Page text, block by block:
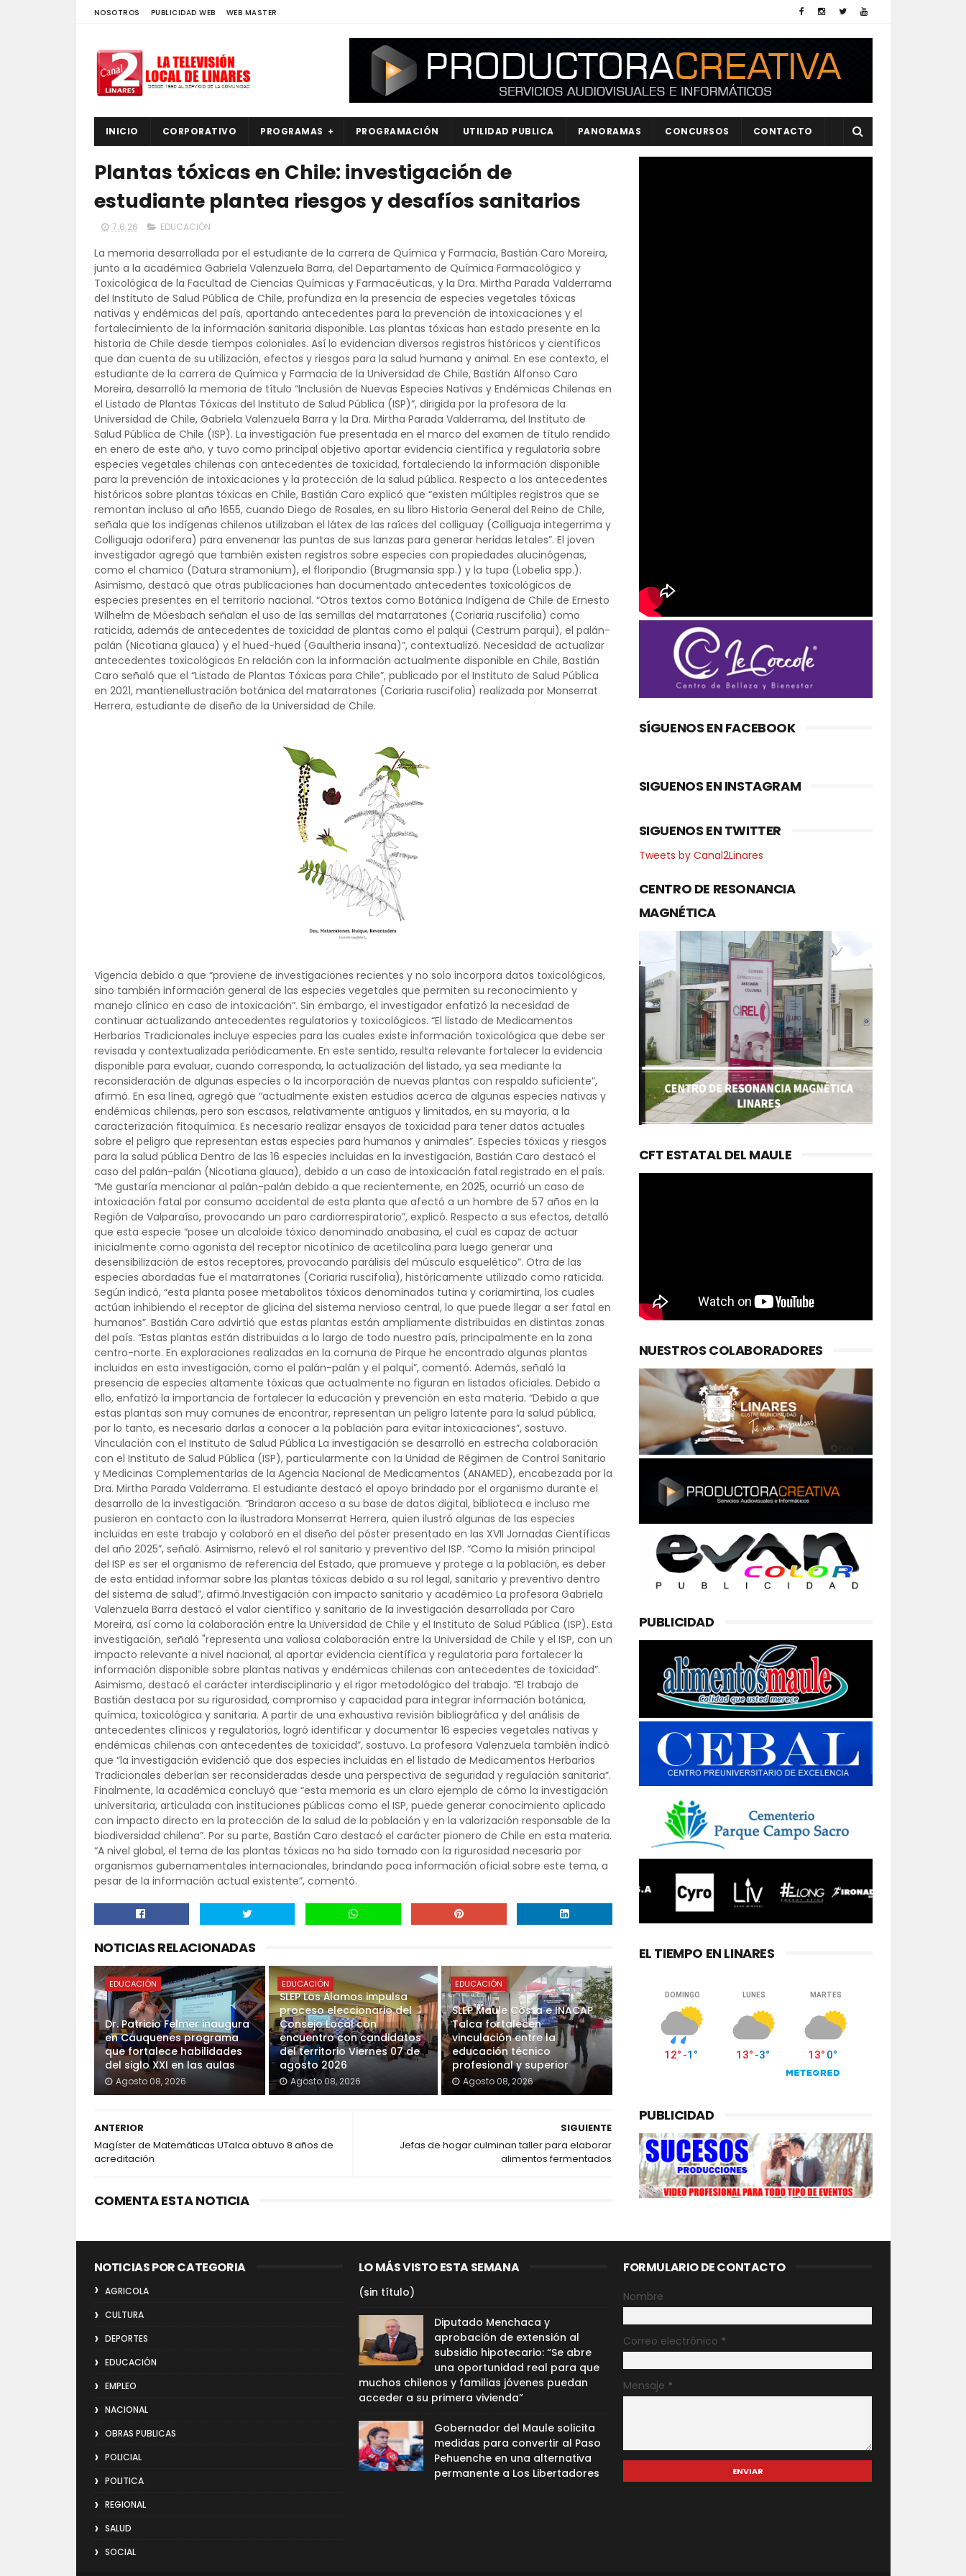
NOSOTROS PUBLICIDAD WEB WEB MASTER
INICIO CORPORATIVO PROGRAMAS PROGRAMACIÓN UTILIDAD PUBLICA PANORAMAS CONCURSOS CONTACTO
Plantas tóxicas en Chile: investigación de
estudiante plantea riesgos y desafíos sanitarios
7.6.26 EDUCACIÓN
La memoria desarrollada por el estudiante de la carrera de Química y Farmacia, Bastián Caro Moreira,
junto a la académica Gabriela Valenzuela Barra, del Departamento de Química Farmacológica y
Toxicológica de la Facultad de Ciencias Químicas y Farmacéuticas, y la Dra. Mirtha Parada Valderrama
del Instituto de Salud Pública de Chile, profundiza en la presencia de especies vegetales tóxicas
nativas y endémicas del país, aportando antecedentes para la prevención de intoxicaciones y el
fortalecimiento de la información sanitaria disponible. Las plantas tóxicas han estado presente en la
historia de Chile desde tiempos coloniales. Así lo evidencian diversos registros históricos y científicos
que dan cuenta de su utilización, efectos y riesgos para la salud humana y animal. En ese contexto, el
estudiante de la carrera de Química y Farmacia de la Universidad de Chile, Bastián Alfonso Caro
Moreira, desarrolló la memoria de título “Inclusión de Nuevas Especies Nativas y Endémicas Chilenas en
el Listado de Plantas Tóxicas del Instituto de Salud Pública (ISP)”, dirigida por la profesora de la
Universidad de Chile, Gabriela Valenzuela Barra y la Dra. Mirtha Parada Valderrama, del Instituto de
Salud Pública de Chile (ISP). La investigación fue presentada en el marco del examen de título rendido
en enero de este año, y tuvo como principal objetivo aportar evidencia científica y regulatoria sobre
especies vegetales chilenas con antecedentes de toxicidad, fortaleciendo la información disponible
para la prevención de intoxicaciones y la protección de la salud pública. Respecto a los antecedentes
históricos sobre plantas tóxicas en Chile, Bastián Caro explicó que “existen múltiples registros que se
remontan incluso al año 1655, cuando Diego de Rosales, en su libro Historia General del Reino de Chile,
señala que los indígenas chilenos utilizaban el látex de las raíces del colliguay (Colliguaja integerrima y
Colliguaja odorifera) para envenenar las puntas de sus lanzas para generar heridas letales”. El joven
investigador agregó que también existen registros sobre especies con propiedades alucinógenas,
como el chamico (Datura stramonium), el floripondio (Brugmansia spp.) y la tupa (Lobelia spp.).
Asimismo, destacó que otras publicaciones han documentado antecedentes toxicológicos de
especies presentes en el territorio nacional. “Otros textos como Botánica Indígena de Chile de Ernesto
Wilhelm de Möesbach señalan el uso de las semillas del matarratones (Coriaria ruscifolia) como
raticida, además de antecedentes de toxicidad de plantas como el palqui (Cestrum parqui), el palán-
palán (Nicotiana glauca) y el hued-hued (Gaultheria insana)”, contextualizó. Necesidad de actualizar
antecedentes toxicológicos En relación con la información actualmente disponible en Chile, Bastián
Caro señaló que el “Listado de Plantas Tóxicas para Chile”, publicado por el Instituto de Salud Pública
en 2021, mantieneIlustración botánica del matarratones (Coriaria ruscifolia) realizada por Monserrat
Herrera, estudiante de diseño de la Universidad de Chile.
Vigencia debido a que “proviene de investigaciones recientes y no solo incorpora datos toxicológicos,
sino también información general de las especies vegetales que permiten su reconocimiento y
manejo clínico en caso de intoxicación”. Sin embargo, el investigador enfatizó la necesidad de
continuar actualizando antecedentes regulatorios y toxicológicos. “El listado de Medicamentos
Herbarios Tradicionales incluye especies para las cuales existe información toxicológica que debe ser
revisada y contextualizada periódicamente. En este sentido, resulta relevante fortalecer la evidencia
disponible para evaluar, cuando corresponda, la actualización del listado, ya sea mediante la
reconsideración de algunas especies o la incorporación de nuevas plantas con respaldo suficiente”,
afirmó. En esa línea, agregó que “actualmente existen estudios acerca de algunas especies nativas y
endémicas chilenas, pero son escasos, relativamente antiguos y limitados, en su mayoría, a la
caracterización fitoquímica. Es necesario realizar ensayos de toxicidad para tener datos actuales
sobre el peligro que representan estas especies para humanos y animales”. Especies tóxicas y riesgos
para la salud pública Dentro de las 16 especies incluidas en la investigación, Bastián Caro destacó el
caso del palán-palán (Nicotiana glauca), debido a un caso de intoxicación fatal registrado en el país.
“Me gustaría mencionar al palán-palán debido a que recientemente, en 2025, ocurrió un caso de
intoxicación fatal por consumo accidental de esta planta que afectó a un hombre de 57 años en la
Región de Valparaíso, provocando un paro cardiorrespiratorio”, explicó. Respecto a sus efectos, detalló
que esta especie “posee un alcaloide tóxico denominado anabasina, el cual es capaz de actuar
inicialmente como agonista del receptor nicotínico de acetilcolina para luego generar una
desensibilización de estos receptores, provocando parálisis del músculo esquelético”. Otra de las
especies abordadas fue el matarratones (Coriaria ruscifolia), históricamente utilizado como raticida.
Según indicó, “esta planta posee metabolitos tóxicos denominados tutina y coriamirtina, los cuales
actúan inhibiendo el receptor de glicina del sistema nervioso central, lo que puede llegar a ser fatal en
humanos”. Bastián Caro advirtió que estas plantas están ampliamente distribuidas en distintas zonas
del país. “Estas plantas están distribuidas a lo largo de todo nuestro país, principalmente en la zona
centro-norte. En exploraciones realizadas en la comuna de Pirque he encontrado algunas plantas
incluidas en esta investigación, como el palán-palán y el palqui”, comentó. Además, señaló la
presencia de especies altamente tóxicas que actualmente no figuran en listados oficiales. Debido a
ello, enfatizó la importancia de fortalecer la educación y prevención en esta materia. “Debido a que
estas plantas son muy comunes de encontrar, representan un peligro latente para la salud pública,
por lo tanto, es necesario darlas a conocer a la población para evitar intoxicaciones”, sostuvo.
Vinculación con el Instituto de Salud Pública La investigación se desarrolló en estrecha colaboración
con el Instituto de Salud Pública (ISP), particularmente con la Unidad de Régimen de Control Sanitario
y Medicinas Complementarias de la Agencia Nacional de Medicamentos (ANAMED), encabezada por la
Dra. Mirtha Parada Valderrama. El estudiante destacó el apoyo brindado por el organismo durante el
desarrollo de la investigación. “Brindaron acceso a su base de datos digital, biblioteca e incluso me
pusieron en contacto con la ilustradora Monserrat Herrera, quien ilustró algunas de las especies
incluidas en este trabajo y colaboró en el diseño del póster presentado en las XVII Jornadas Científicas
del año 2025”, señaló. Asimismo, relevó el rol sanitario y preventivo del ISP. “Como la misión principal
del ISP es ser el organismo de referencia del Estado, que promueve y protege a la población, es deber
de esta entidad informar sobre las plantas tóxicas debido a su rol legal, sanitario y preventivo dentro
del sistema de salud”, afirmó.Investigación con impacto sanitario y académico La profesora Gabriela
Valenzuela Barra destacó el valor científico y sanitario de la investigación desarrollada por Caro
Moreira, así como la colaboración entre la Universidad de Chile y el Instituto de Salud Pública (ISP). Esta
investigación, señaló "representa una valiosa colaboración entre la Universidad de Chile y el ISP, con un
impacto relevante a nivel nacional, al aportar evidencia científica y regulatoria para fortalecer la
información disponible sobre plantas nativas y endémicas chilenas con antecedentes de toxicidad”.
Asimismo, destacó el carácter interdisciplinario y el rigor metodológico del trabajo. “El trabajo de
Bastián destaca por su rigurosidad, compromiso y capacidad para integrar información botánica,
química, toxicológica y sanitaria. A partir de una exhaustiva revisión bibliográfica y del análisis de
antecedentes clínicos y regulatorios, logró identificar y documentar 16 especies vegetales nativas y
endémicas chilenas con antecedentes de toxicidad”, sostuvo. La profesora Valenzuela también indicó
que “la investigación evidenció que dos especies incluidas en el listado de Medicamentos Herbarios
Tradicionales deberían ser reconsideradas desde una perspectiva de seguridad y regulación sanitaria”.
Finalmente, la académica concluyó que “esta memoria es un claro ejemplo de cómo la investigación
universitaria, articulada con instituciones públicas como el ISP, puede generar conocimiento aplicado
con impacto directo en la protección de la salud de la población y en la valorización responsable de la
biodiversidad chilena”. Por su parte, Bastián Caro destacó el carácter pionero de Chile en esta materia.
“A nivel global, el tema de las plantas tóxicas no ha sido tomado con la rigurosidad necesaria por
organismos gubernamentales internacionales, brindando poca información oficial sobre este tema, a
pesar de la información actual existente”, comentó.
NOTICIAS RELACIONADAS
EDUCACIÓN
Dr. Patricio Felmer inaugura
en Cauquenes programa
que fortalece habilidades
del siglo XXI en las aulas
Agosto 08, 2026
EDUCACIÓN
SLEP Los Álamos impulsa
proceso eleccionario del
Consejo Local con
encuentro con candidatos
del territorio Viernes 07 de
agosto 2026
Agosto 08, 2026
EDUCACIÓN
SLEP Maule Costa e INACAP
Talca fortalecen
vinculación entre la
educación técnico
profesional y superior
Agosto 08, 2026
SIGUIENTE
Jefas de hogar culminan taller para elaborar
alimentos fermentados
ANTERIOR
Magíster de Matemáticas UTalca obtuvo 8 años de
acreditación
COMENTA ESTA NOTICIA
SÍGUENOS EN FACEBOOK
SIGUENOS EN INSTAGRAM
SIGUENOS EN TWITTER
Tweets by Canal2Linares
CENTRO DE RESONANCIA
MAGNÉTICA
CFT ESTATAL DEL MAULE
NUESTROS COLABORADORES
PUBLICIDAD
EL TIEMPO EN LINARES
PUBLICIDAD
NOTICIAS POR CATEGORIA
AGRICOLA
CULTURA
DEPORTES
EDUCACIÓN
EMPLEO
NACIONAL
OBRAS PUBLICAS
POLICIAL
POLITICA
REGIONAL
SALUD
SOCIAL
LO MÁS VISTO ESTA SEMANA
(sin título)
Diputado Menchaca y
aprobación de extensión al
subsidio hipotecario: “Se abre
una oportunidad real para que
muchos chilenos y familias jóvenes puedan
acceder a su primera vivienda”
Gobernador del Maule solicita
medidas para convertir al Paso
Pehuenche en una alternativa
permanente a Los Libertadores
FORMULARIO DE CONTACTO
Nombre
Correo electrónico *
Mensaje *